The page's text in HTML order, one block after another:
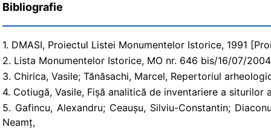
Bibliografie
1. DMASI, Proiectul Listei Monumentelor Istorice, 1991
2. Lista Monumentelor Istorice, MO nr. 646 bis/16/07/
3. Chirica, Vasile; Tănăsachi, Marcel, Repertoriul
4. Cotiugă, Vasile, Fișă analitică de inventariere a
5. Gafincu, Alexandru; Ceaușu, Silviu-Constantin;